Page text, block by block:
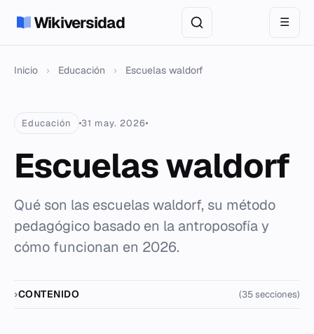
Wikiversidad ☰
Inicio › Educación › Escuelas waldorf
Educación 31 may. 2026
Escuelas waldorf
Qué son las escuelas waldorf, su método
pedagógico basado en la antroposofía y
cómo funcionan en 2026.
CONTENIDO (35 secciones)